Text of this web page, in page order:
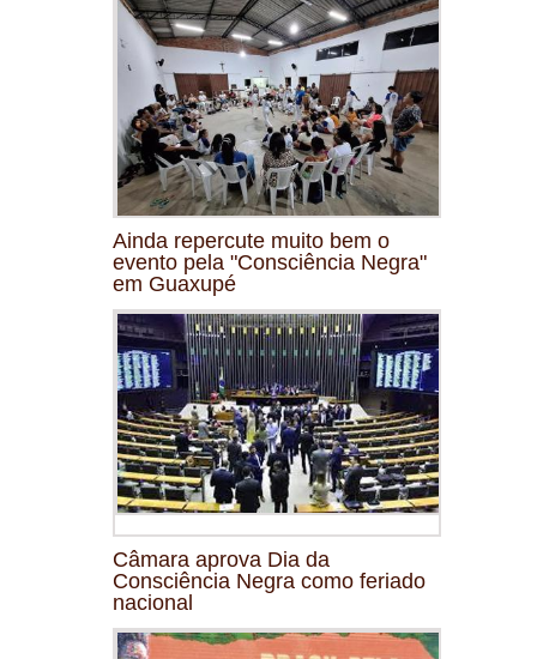
Ainda repercute muito bem o
evento pela "Consciência Negra"
em Guaxupé
Câmara aprova Dia da
Consciência Negra como feriado
nacional